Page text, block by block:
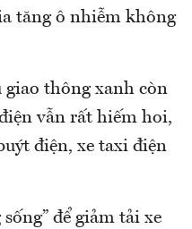
tăng ô nhiễm không
giao thông xanh còn
vẫn rất hiếm hoi,
điện, xe taxi điện
để giảm tải xe